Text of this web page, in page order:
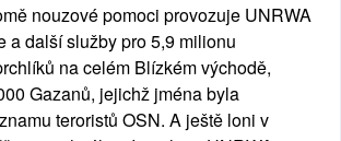
nouzové pomoci provozuje UNRWA
a další služby pro 5,9 milionu
na celém Blízkém východě,
Gazanů, jejichž jména byla
teroristů OSN. A ještě loni v